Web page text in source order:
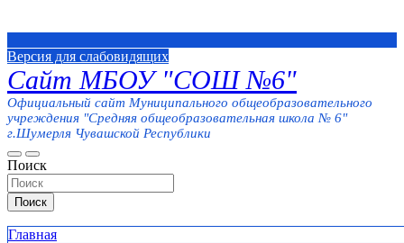
Версия для слабовидящих
Сайт МБОУ "СОШ №6"
Официальный сайт Муниципального общеобразовательного
учреждения "Средняя общеобразовательная школа № 6"
г.Шумерля Чувашской Республики
Поиск
Поиск
Главная